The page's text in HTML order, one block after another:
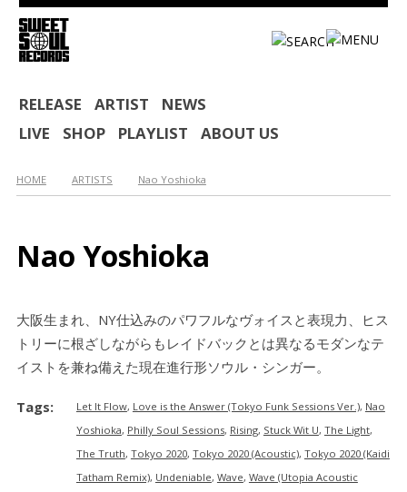
HOME
RELEASE
ARTIST
LIVE
PLAYLIST
ABOUT US
TERMS OF USE PRIVACY POLICY
RELEASE ARTIST
NEWS
LIVE
SHOP PLAYLIST ABOUT US
HOME ARTISTS Nao Yoshioka
Nao Yoshioka
大阪生まれ、NY仕込みのパワフルなヴォイスと表現力、ヒス
トリーに根ざしながらもレイドバックとは異なるモダンなテ
イストを兼ね備えた現在進行形ソウル・シンガー。
Tags: Let It Flow, Love is the Answer (Tokyo Funk Sessions Ver.), Nao
Yoshioka, Philly Soul Sessions, Rising, Stuck Wit U, The Light,
The Truth, Tokyo 2020, Tokyo 2020 (Acoustic), Tokyo 2020 (Kaidi
Tatham Remix), Undeniable, Wave, Wave (Utopia Acoustic